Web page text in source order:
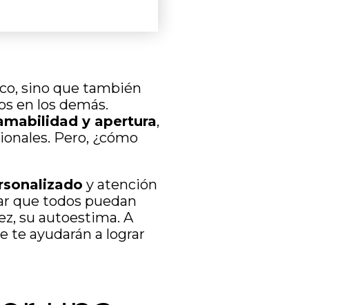
sino que también
en los demás.
y apertura,
Pero, ¿cómo
y atención
que todos puedan
su autoestima. A
te ayudarán a lograr